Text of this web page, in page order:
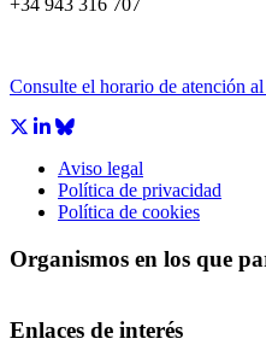
+34 943 316 707
Consulte el horario de atención
Aviso legal
Política de privacidad
Política de cookies
Organismos en los que
Enlaces de interés